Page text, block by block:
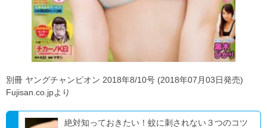
別冊 ヤングチャンピオン 2018年8/10号 (2018年07月03日発売)
Fujisan.co.jpより
絶対知っておきたい！蚊に刺されない３つのコツ